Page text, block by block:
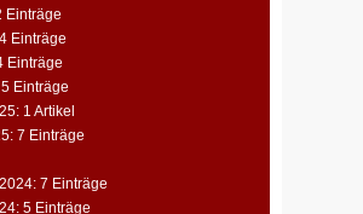
Einträge
Einträge
Einträge
Einträge
1 Artikel
7 Einträge
7 Einträge
5 Einträge